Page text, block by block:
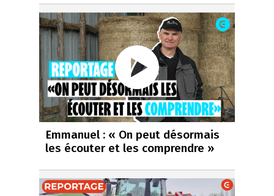
Emmanuel : « On peut désormais
les écouter et les comprendre »